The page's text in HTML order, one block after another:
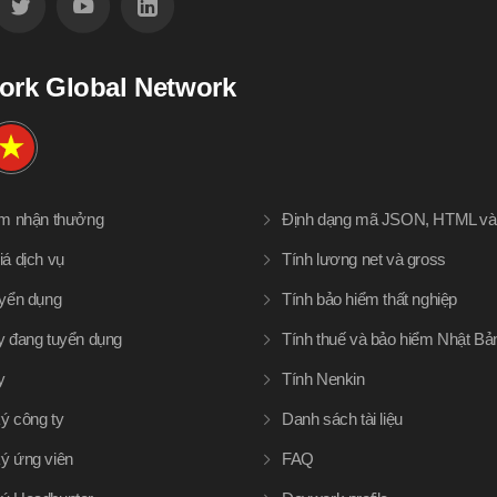
Global Network
nhận thưởng
dịch vụ
dụng
đang tuyển dụng
công ty
ứng viên
Định dạng mã JSON, HTML
Tính lương net và gross
Tính bảo hiểm thất nghiệp
Tính thuế và bảo hiểm Nhật
Tính Nenkin
Danh sách tài liệu
FAQ